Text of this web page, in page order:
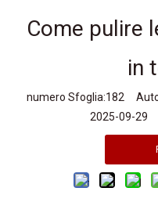
Come pulire
in
numero Sfoglia:182
2025-09-29